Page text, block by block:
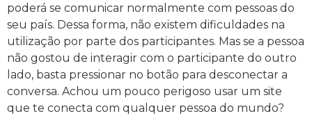
poderá se comunicar normalmente com pessoas do
seu país. Dessa forma, não existem dificuldades na
utilização por parte dos participantes. Mas se a pessoa
não gostou de interagir com o participante do outro
lado, basta pressionar no botão para desconectar a
conversa. Achou um pouco perigoso usar um site
que te conecta com qualquer pessoa do mundo?